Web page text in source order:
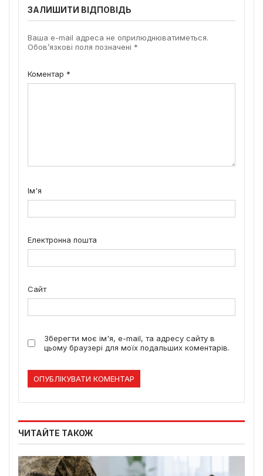
ЗАЛИШИТИ ВІДПОВІДЬ
Ваша e-mail адреса не оприлюднюватиметься.
Обов’язкові поля позначені *
Коментар *
Ім'я
Електронна пошта
Сайт
Зберегти моє ім'я, e-mail, та адресу сайту в
цьому браузері для моїх подальших коментарів.
ЧИТАЙТЕ ТАКОЖ